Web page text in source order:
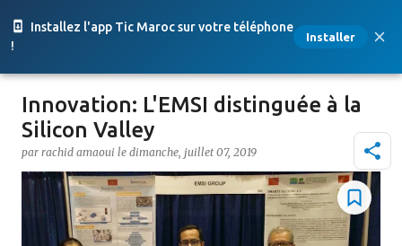
Installez l'app Tic Maroc sur votre téléphone
!
Installer
Accéder au contenu principal
Innovation: L'EMSI distinguée à la
Silicon Valley
par rachid amaoui le dimanche, juillet 07, 2019